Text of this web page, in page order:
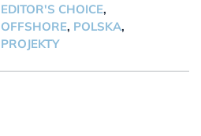
EDITOR'S CHOICE,
OFFSHORE, POLSKA,
PROJEKTY